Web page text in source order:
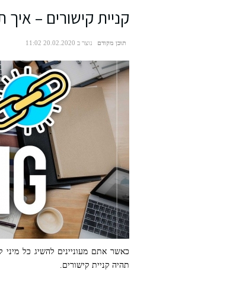
קניית קישורים –
תוכן מקודם נוצר ב 20.02.2020 11:02
כאשר אתם מעוניינים להשיג כל
תהיה קניית קישורים.